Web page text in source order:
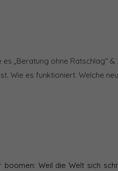
„Beratung ohne Ratschlag“
Wie es funktioniert. Welche
Weil die Welt sich